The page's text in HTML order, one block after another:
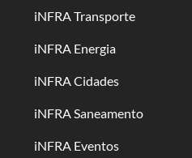
iNFRA Transporte
iNFRA Energia
iNFRA Cidades
iNFRA Saneamento
iNFRA Eventos